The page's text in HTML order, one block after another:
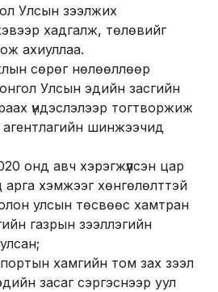
Улсын зээлжих
хадгалж, төлөвийг
ахиуллаа.
сөрөг нөлөөллөөр
Улсын эдийн засгийн
үндэслэлээр тогтворжиж
агентлагийн шинжээчид
онд авч хэрэгжүүлсэн цар
арга хэмжээг хөнгөлөлттэй
улсын төсвөөс хамтран
газрын зээллэгийн
хамгийн том зах зээл
засаг сэргэснээр уул